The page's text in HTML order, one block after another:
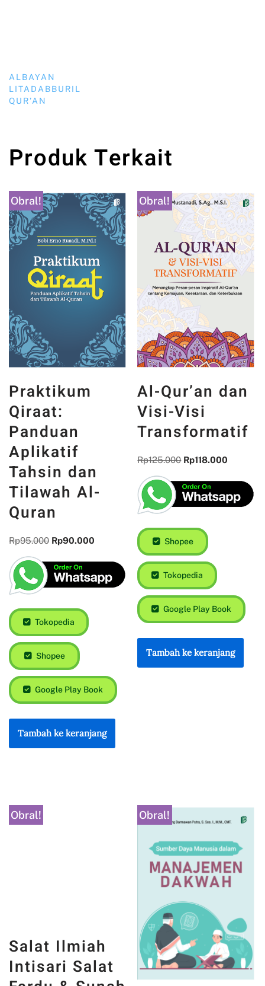
ALBAYAN
LITADABBURIL
QUR’AN
Produk Terkait
Obral!
Praktikum
Qiraat:
Panduan
Aplikatif
Tahsin dan
Tilawah Al-
Quran
Rp95.000 Rp90.000
Tokopedia
Shopee
Google Play Book
Tambah ke keranjang
Obral!
Al-Qur’an dan
Visi-Visi
Transformatif
Rp125.000 Rp118.000
Shopee
Tokopedia
Google Play Book
Tambah ke keranjang
Obral! Obral!